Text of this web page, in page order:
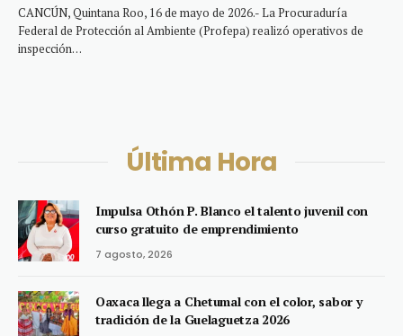
CANCÚN, Quintana Roo, 16 de mayo de 2026.- La Procuraduría
Federal de Protección al Ambiente (Profepa) realizó operativos de
inspección…
Última Hora
Impulsa Othón P. Blanco el talento juvenil con
curso gratuito de emprendimiento
7 agosto, 2026
Oaxaca llega a Chetumal con el color, sabor y
tradición de la Guelaguetza 2026